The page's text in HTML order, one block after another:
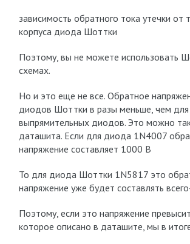
зависимость обратного тока утечки от
корпуса диода Шоттки
Поэтому, вы не можете использовать
схемах.
Но и это еще не все. Обратное
диодов Шоттки в разы меньше, чем
выпрямительных диодов. Это можно
даташита. Если для диода 1N4007
напряжение составляет 1000 В
То для диода Шоттки 1N5817 это
напряжение уже будет составлять
Поэтому, если это напряжение
которое описано в даташите, мы в